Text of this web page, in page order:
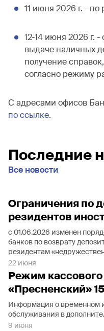
11 июня 2026 г. -
12-14 июня 2026 г.
выдаче наличных
получение
согласно режиму
С адресами офисов
по ссылке.
Последние
Все новости
Ограничения по
резидентов
с 01.06.2026 изменен
банков по возврату
резидентам
22 июня
Режим
«Пресненский»
Информация о временном
обслуживания в
9 июня